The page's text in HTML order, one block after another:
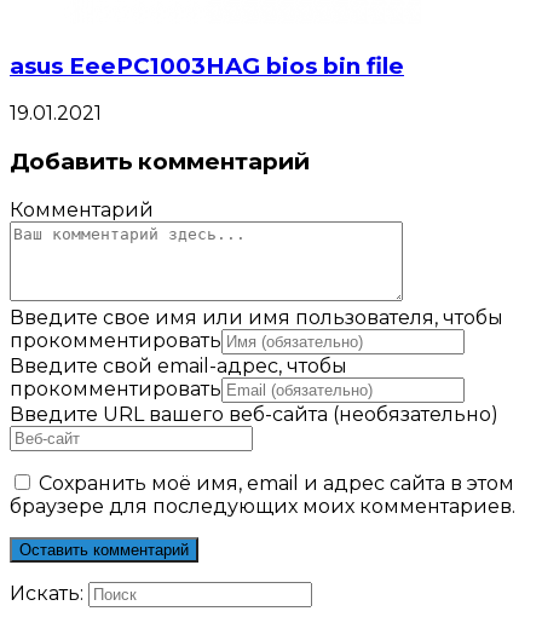
asus EeePC1003HAG bios bin file
19.01.2021
Добавить комментарий
Комментарий
Введите свое имя или имя пользователя, чтобы
прокомментировать
Введите свой email-адрес, чтобы
прокомментировать
Введите URL вашего веб-сайта (необязательно)
Сохранить моё имя, email и адрес сайта в этом
браузере для последующих моих комментариев.
Искать: